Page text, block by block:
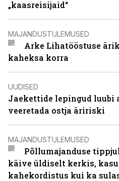
„kaasreisijaid“
MAJANDUSTULEMUSED
Arke Lihatööstuse
kaheksa korra
UUDISED
Jaekettide lepingud luubi
veeretada ostja äririski
MAJANDUSTULEMUSED
Põllumajanduse
käive üldiselt kerkis,
kahekordistus kui ka